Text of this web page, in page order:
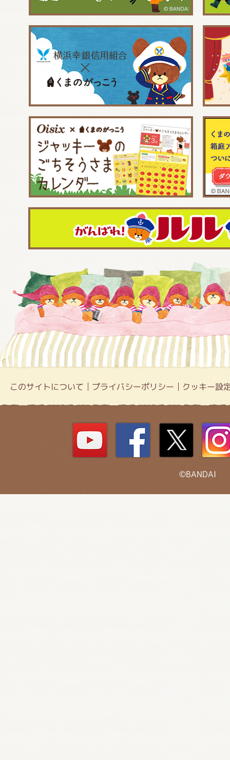
このサイトについて プライバシーポリシー クッキー設
©BANDAI